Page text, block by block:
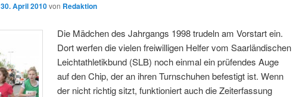
30. April 2010von Redaktion
Die Mädchen des Jahrgangs 1998 trudeln am Vorstart ein.
Dort werfen die vielen freiwilligen Helfer vom Saarländischen
Leichtathletikbund (SLB) noch einmal ein prüfendes Auge
auf den Chip, der an ihren Turnschuhen befestigt ist. Wenn
der nicht richtig sitzt, funktioniert auch die Zeiterfassung